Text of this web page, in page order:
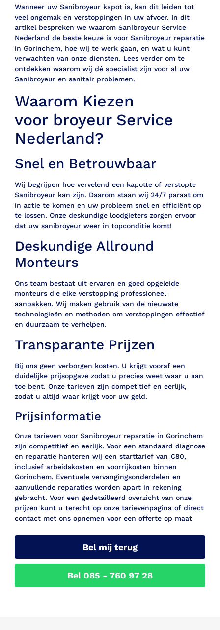
Wanneer uw Sanibroyeur kapot is, kan dit leiden tot
veel ongemak en verstoppingen in uw afvoer. In dit
artikel bespreken we waarom Sanibroyeur Service
Nederland de beste keuze is voor Sanibroyeur reparatie
in Gorinchem, hoe wij te werk gaan, en wat u kunt
verwachten van onze diensten. Lees verder om te
ontdekken waarom wij dé specialist zijn voor al uw
Sanibroyeur en sanitair problemen.
Waarom Kiezen
voor broyeur Service
Nederland?
Snel en Betrouwbaar
Wij begrijpen hoe vervelend een kapotte of verstopte
Sanibroyeur kan zijn. Daarom staan wij 24/7 paraat om
in actie te komen en uw probleem snel en efficiënt op
te lossen. Onze deskundige loodgieters zorgen ervoor
dat uw sanibroyeur weer in topconditie komt!
Deskundige Allround
Monteurs
Ons team bestaat uit ervaren en goed opgeleide
monteurs die elke verstopping professioneel
aanpakken. Wij maken gebruik van de nieuwste
technologieën en methoden om verstoppingen effectief
en duurzaam te verhelpen.
Transparante Prijzen
Bij ons geen verborgen kosten. U krijgt vooraf een
duidelijke prijsopgave zodat u precies weet waar u aan
toe bent. Onze tarieven zijn competitief en eerlijk,
zodat u altijd waar krijgt voor uw geld.
Prijsinformatie
Onze tarieven voor Sanibroyeur reparatie in Gorinchem
zijn competitief en eerlijk. Voor een standaard diagnose
en reparatie hanteren wij een starttarief van €80,
inclusief arbeidskosten en voorrijkosten binnen
Gorinchem. Eventuele vervangingsonderdelen en
aanvullende reparaties worden apart in rekening
gebracht. Voor een gedetailleerd overzicht van onze
prijzen kunt u terecht op onze tarievenpagina of direct
contact met ons opnemen voor een offerte op maat.
Bel mij terug
Bel 085 - 760 97 28